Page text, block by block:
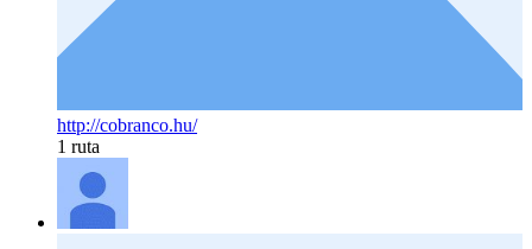
http://cobranco.hu/
1 ruta